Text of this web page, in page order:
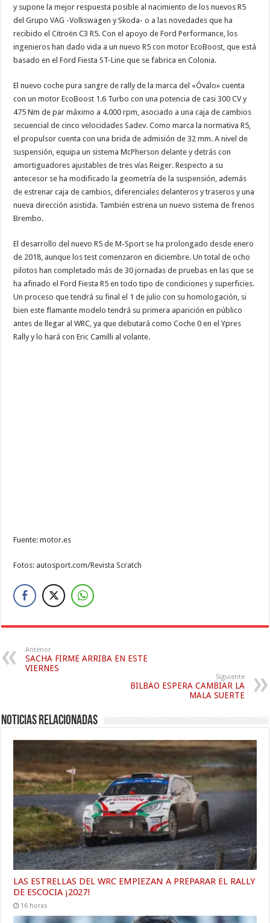
y supone la mejor respuesta posible al nacimiento de los nuevos R5
del Grupo VAG -Volkswagen y Skoda- o a las novedades que ha
recibido el Citroën C3 R5. Con el apoyo de Ford Performance, los
ingenieros han dado vida a un nuevo R5 con motor EcoBoost, que está
basado en el Ford Fiesta ST-Line que se fabrica en Colonia.
El nuevo coche pura sangre de rally de la marca del «Óvalo» cuenta
con un motor EcoBoost 1.6 Turbo con una potencia de casi 300 CV y
475 Nm de par máximo a 4.000 rpm, asociado a una caja de cambios
secuencial de cinco velocidades Sadev. Como marca la normativa R5,
el propulsor cuenta con una brida de admisión de 32 mm. A nivel de
suspensión, equipa un sistema McPherson delante y detrás con
amortiguadores ajustables de tres vías Reiger. Respecto a su
antecesor se ha modificado la geometría de la suspensión, además
de estrenar caja de cambios, diferenciales delanteros y traseros y una
nueva dirección asistida. También estrena un nuevo sistema de frenos
Brembo.
El desarrollo del nuevo R5 de M-Sport se ha prolongado desde enero
de 2018, aunque los test comenzaron en diciembre. Un total de ocho
pilotos han completado más de 30 jornadas de pruebas en las que se
ha afinado el Ford Fiesta R5 en todo tipo de condiciones y superficies.
Un proceso que tendrá su final el 1 de julio con su homologación, si
bien este flamante modelo tendrá su primera aparición en público
antes de llegar al WRC, ya que debutará como Coche 0 en el Ypres
Rally y lo hará con Eric Camilli al volante.
Fuente: motor.es
Fotos: autosport.com/Revista Scratch
Anterior
SACHA FIRME ARRIBA EN ESTE
VIERNES
Siguiente
BILBAO ESPERA CAMBIAR LA
MALA SUERTE
Noticias relacionadas
LAS ESTRELLAS DEL WRC EMPIEZAN A PREPARAR EL RALLY
DE ESCOCIA ¡2027!
16 horas